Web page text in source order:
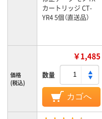
カートリッジ CT-
YR4 5個（直送品）
価格
(税込)
￥1,485
数量
カゴへ